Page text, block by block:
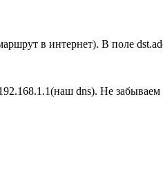
в интернет). В поле
dns). Не забываем